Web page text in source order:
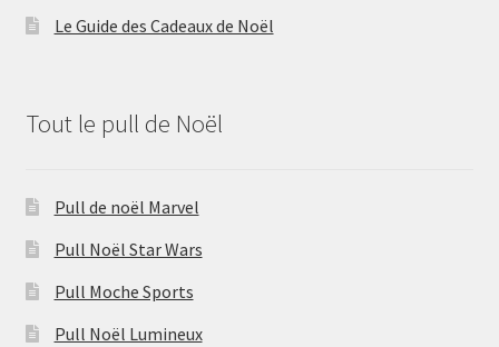
Le Guide des Cadeaux de Noël
Tout le pull de Noël
Pull de noël Marvel
Pull Noël Star Wars
Pull Moche Sports
Pull Noël Lumineux